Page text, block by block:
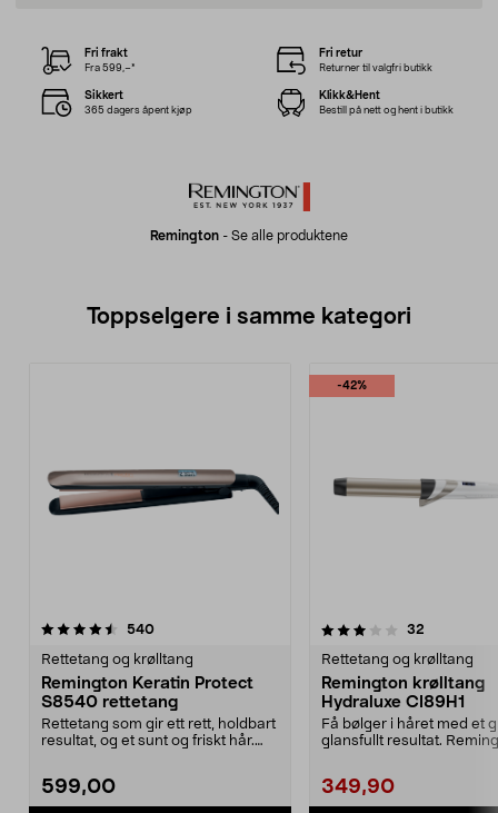
Remington - Se alle produktene
Fri frakt
Fra 599,–*
Fri retur
Returner til valgfri butikk
Sikkert
365 dagers åpent kjøp
Klikk&Hent
Bestill på nett og hent i butikk
Toppselgere i samme kategori
540anmeldelser
Rettetang og krølltang
Remington Keratin Protect
S8540 rettetang
Rettetang som gir ett rett, holdbart
resultat, og et sunt og friskt hår.
599,00
-42%
3.0 av 5 stjerner 32
Rettetang og krølltang
Remington krølltang
Hydraluxe CI89H1
Få bølger i håret med et
glansfullt resultat.
349,90
4.5 av 5 stjerner